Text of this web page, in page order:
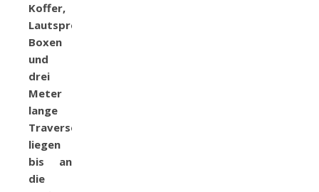
Koffer,
Lautsprecher-
Boxen
und
drei
Meter
lange
Traversen
liegen
bis an
die